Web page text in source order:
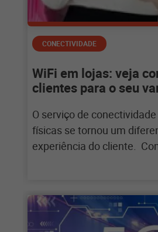
CONECTIVIDADE
WiFi em lojas: veja
clientes para o seu
O serviço de
físicas se tornou um
experiência do cliente.